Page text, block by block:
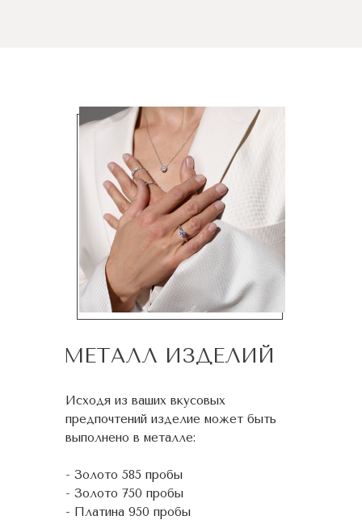
МЕТАЛЛ ИЗДЕЛИЙ
Исходя из ваших вкусовых
предпочтений изделие может быть
выполнено в металле:
- Золото 585 пробы
- Золото 750 пробы
- Платина 950 пробы